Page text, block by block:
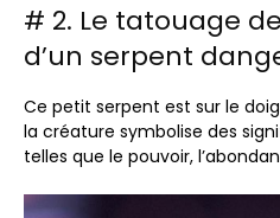
# 2. Le tatouage
d’un serpent
Ce petit serpent est sur le
la créature symbolise des
telles que le pouvoir,